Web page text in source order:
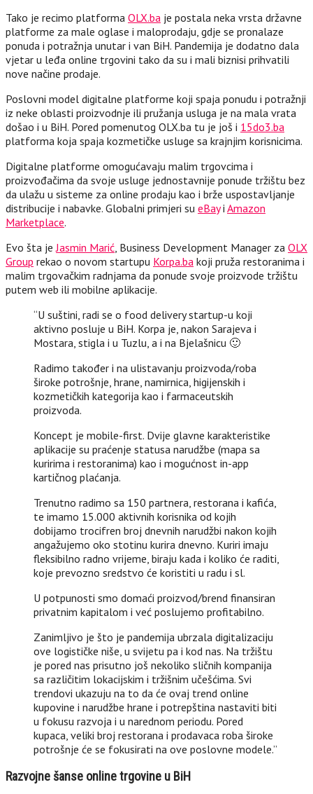
Tako je recimo platforma OLX.ba je postala neka vrsta državne
platforme za male oglase i maloprodaju, gdje se pronalaze
ponuda i potražnja unutar i van BiH. Pandemija je dodatno dala
vjetar u leđa online trgovini tako da su i mali biznisi prihvatili
nove načine prodaje.
Poslovni model digitalne platforme koji spaja ponudu i potražnji
iz neke oblasti proizvodnje ili pružanja usluga je na mala vrata
došao i u BiH. Pored pomenutog OLX.ba tu je još i 15do3.ba
platforma koja spaja kozmetičke usluge sa krajnjim korisnicima.
Digitalne platforme omogućavaju malim trgovcima i
proizvođačima da svoje usluge jednostavnije ponude tržištu bez
da ulažu u sisteme za online prodaju kao i brže uspostavljanje
distribucije i nabavke. Globalni primjeri su eBayi Amazon
Marketplace.
Evo šta jeJasmin Marić , Business Development Manager za OLX
Group rekao o novom startupu Korpa.ba koji pruža restoranima i
malim trgovačkim radnjama da ponude svoje proizvode tržištu
putem web ili mobilne aplikacije.
“U suštini, radi se o food delivery startup-u koji
aktivno posluje u BiH. Korpa je, nakon Sarajeva i
Mostara, stigla i u Tuzlu, a i na Bjelašnicu 🙂
Radimo također i na ulistavanju proizvoda/roba
široke potrošnje, hrane, namirnica, higijenskih i
kozmetičkih kategorija kao i farmaceutskih
proizvoda.
Koncept je mobile-first. Dvije glavne karakteristike
aplikacije su praćenje statusa narudžbe (mapa sa
kuririma i restoranima) kao i mogućnost in-app
kartičnog plaćanja.
Trenutno radimo sa 150 partnera, restorana i kafića,
te imamo 15.000 aktivnih korisnika od kojih
dobijamo trocifren broj dnevnih narudžbi nakon kojih
angažujemo oko stotinu kurira dnevno. Kuriri imaju
fleksibilno radno vrijeme, biraju kada i koliko će raditi,
koje prevozno sredstvo će koristiti u radu i sl.
U potpunosti smo domaći proizvod/brend finansiran
privatnim kapitalom i već poslujemo profitabilno.
Zanimljivo je što je pandemija ubrzala digitalizaciju
ove logističke niše, u svijetu pa i kod nas. Na tržištu
je pored nas prisutno još nekoliko sličnih kompanija
sa različitim lokacijskim i tržišnim učešćima. Svi
trendovi ukazuju na to da će ovaj trend online
kupovine i narudžbe hrane i potrepština nastaviti biti
u fokusu razvoja i u narednom periodu. Pored
kupaca, veliki broj restorana i prodavaca roba široke
potrošnje će se fokusirati na ove poslovne modele.”
Razvojne šanse online trgovine u BiH